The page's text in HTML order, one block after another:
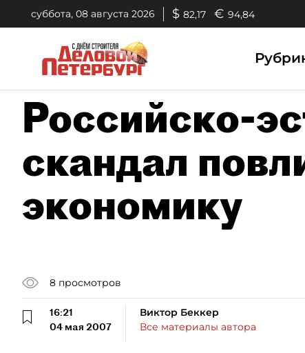
суббота, 08 августа 2026 $ 82,17 € 94,84
Российско-
скандал
экономику
8 просмотров
16:21
04 мая 2007
Виктор Беккер
Все материалы автора